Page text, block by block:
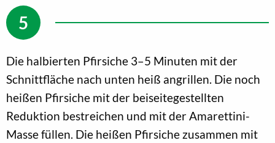
Die halbierten Pfirsiche 3–5 Minuten mit der
Schnittfläche nach unten heiß angrillen. Die noch
heißen Pfirsiche mit der beiseitegestellten
Reduktion bestreichen und mit der Amarettini-
Masse füllen. Die heißen Pfirsiche zusammen mit